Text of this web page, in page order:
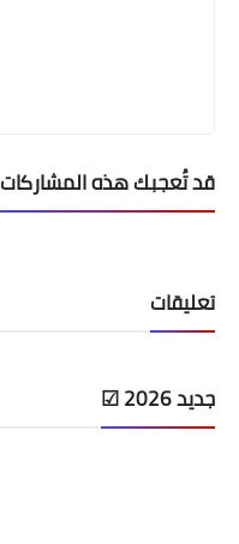
قد تُعجبك هذه المشاركات
تعليقات
جديد 2026 ☑